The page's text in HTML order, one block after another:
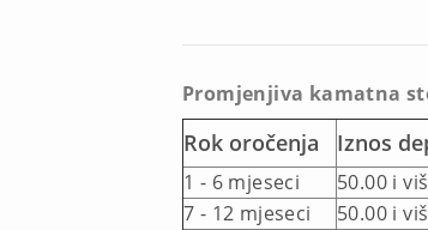
Promjenjiva kamatna
Rok oročenja Iznos
1 - 6 mjeseci 50.00 i
7 - 12 mjeseci
50.00 i